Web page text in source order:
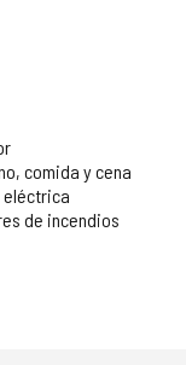
comida y cena
eléctrica
de incendios